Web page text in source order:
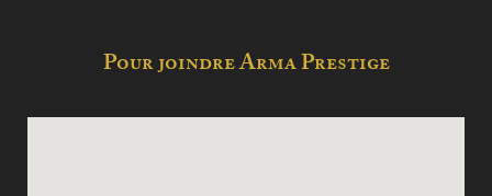
Pour joindre Arma Prestige